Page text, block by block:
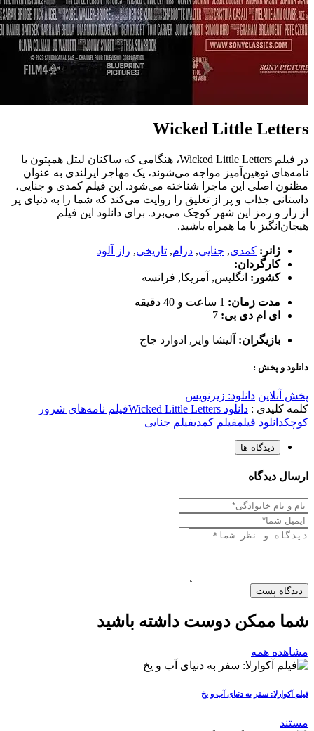
Wicked Little Letters
در فیلم Wicked Little Letters، هنگامی که ساکنان لیتل همپتون با
نامه‌های توهین‌آمیز مواجه می‌شوند، یک مهاجر ایرلندی به عنوان
مظنون اصلی این ماجرا شناخته می‌شود. این فیلم کمدی و جنایی،
داستانی جذاب و پر از تعلیق را روایت می‌کند که شما را به دنیای پر
از راز و رمز این شهر کوچک می‌برد. برای دانلود این فیلم
هیجان‌انگیز با ما همراه باشید.
ژانر: کمدی, جنایی, درام, تاریخی, راز آلود
کارگردان:
کشور: انگلیس, آمریکا, فرانسه
مدت زمان: 1 ساعت و 40 دقیقه
ای ام دی بی: 7
بازیگران: آلیشا وایر , ادوارد جاج
دانلود و پخش :
پخش آنلاین دانلود: زیرنویس
کلمه کلیدی : دانلود Wicked Little Letters
فیلم نامه‌های شرور
کوچکدانلود فیلمفیلم کمدیفیلم جنایی
دیدگاه ها
ارسال دیدگاه
دیدگاه پست
شما ممکن دوست داشته باشید
مشاهده همه
فیلم آکوارلا: سفر به دنیای آب و یخ
مستند